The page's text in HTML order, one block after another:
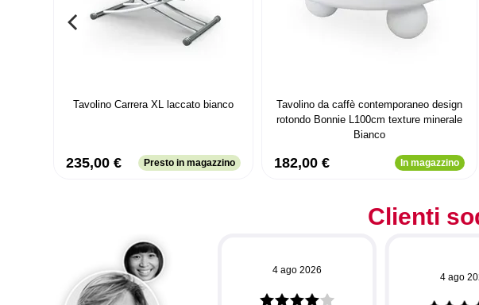
Tavolino Carrera XL laccato bianco
235,00 € Presto in magazzino
Tavolino da caffè contemporaneo design
rotondo Bonnie L100cm texture minerale
Bianco
182,00 € In magazzino
Clienti
4 ago 2026
4 ago